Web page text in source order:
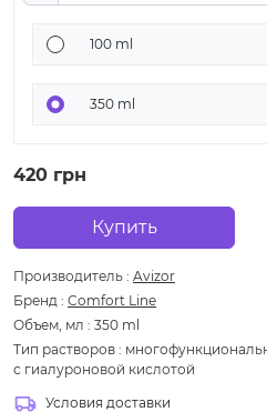
100 ml
350 ml
420 грн
Купить
Производитель : Avizor
Бренд : Comfort Line
Объем, мл : 350 ml
Тип растворов :
с гиалуроновой кислотой
Условия доставки